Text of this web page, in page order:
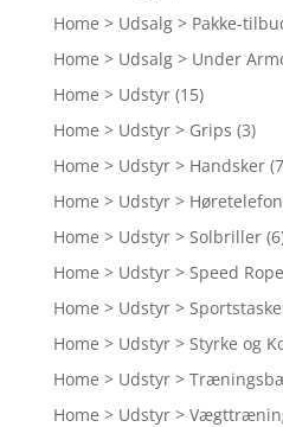
Home > Udsalg > Pakke-
Home > Udsalg > Under
Home > Udstyr (15)
Home > Udstyr > Grips (3)
Home > Udstyr > Handsker
Home > Udstyr >
Home > Udstyr > Solbriller
Home > Udstyr > Speed
Home > Udstyr >
Home > Udstyr > Styrke og
Home > Udstyr >
Home > Udstyr >